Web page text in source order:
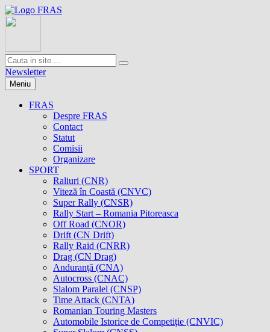
Newsletter
Meniu
FRAS
Despre FRAS
Contact
Statut
Comisii
Organizare
SPORT
Raliuri (CNR)
Viteză în Coastă (CNVC)
Super Rally (CNSR)
Rally Start – Romania Pitoreasca
Off Road (CNOR)
Drift (CN Drift)
Rally Raid (CNRR)
Drag (CN Drag)
Anduranţă (CNA)
Autocross (CNAC)
Slalom Paralel (CNSP)
Time Attack (CNTA)
Romanian Touring Masters
Automobile Istorice de Competiţie (CNVIC)